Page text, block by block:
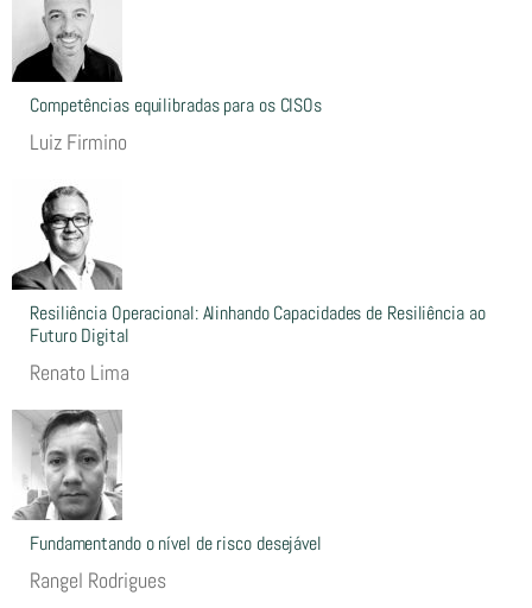
Competências equilibradas para os CISOs
Luiz Firmino
Resiliência Operacional: Alinhando Capacidades de Resiliência ao
Futuro Digital
Renato Lima
Fundamentando o nível de risco desejável
Rangel Rodrigues